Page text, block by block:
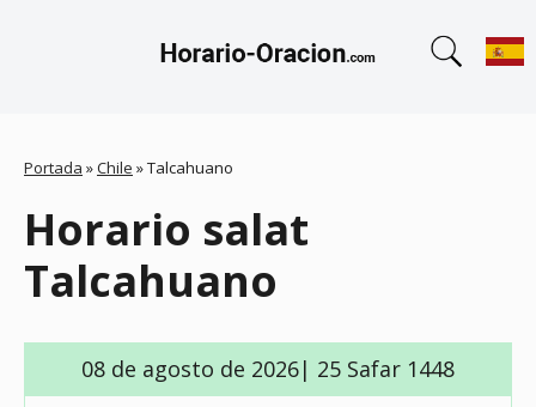
Portada »Chile »Talcahuano
Horario salat
Talcahuano
08 de agosto de 2026| 25 Safar 1448